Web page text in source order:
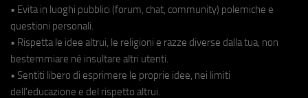
• Evita in luoghi pubblici (forum, chat, community) polemiche e
questioni personali.
• Rispetta le idee altrui, le religioni e razze diverse dalla tua, non
bestemmiare né insultare altri utenti.
• Sentiti libero di esprimere le proprie idee, nei limiti
dell'educazione e del rispetto altrui.